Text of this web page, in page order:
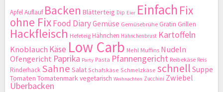
ApfelAuflauf Backen Blätterteig Dip Eier Einfach Fix
ohne FixFood DiaryGemüse Gemüsebrühe Gratin Grillen
Hackfleisch Hefeteig Hähnchen Hähnchenbrust Kartoffeln
Knoblauch Käse Low Carb Mehl Muffins Nudeln
Ofengericht Paprika Party Pasta Pfannengericht Reibekäse Reis
Rinderhack Sahne Salat Schafskäse Schmelzkäse schnell Suppe
Tomaten Tomatenmarkvegetarisch Weihnachten Zucchini Zwiebel
Überbacken